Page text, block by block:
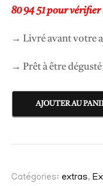
80 94 51 pour
→ Livré avant votre
→ Prêt à être dégusté
u
n
i
AJOUTER AU
Catégories: extras,